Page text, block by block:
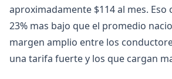
aproximadamente $114 al mes. Eso
23% mas bajo que el promedio
margen amplio entre los
una tarifa fuerte y los que cargan